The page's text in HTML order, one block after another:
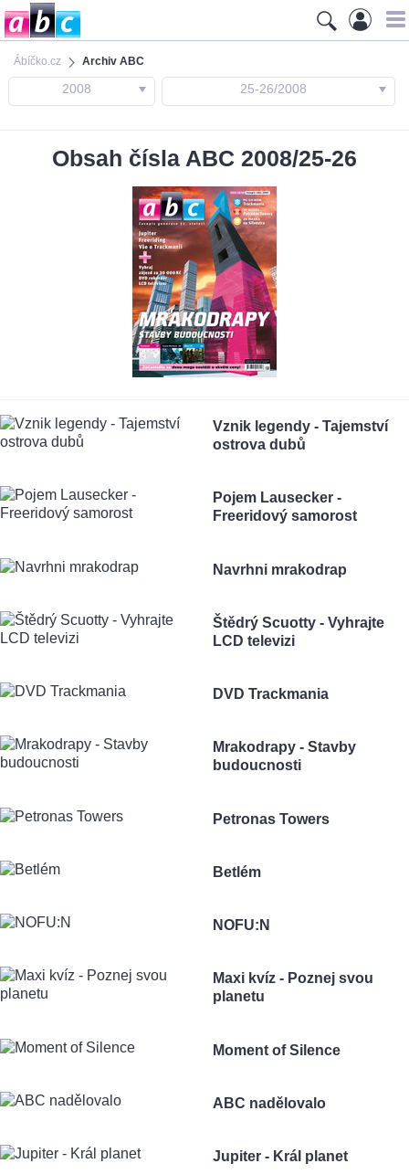
Ábíčko.cz Archiv ABC
2008 25-26/2008
Obsah čísla ABC 2008/25-26
Vznik legendy - Tajemství
ostrova dubů
Pojem Lausecker -
Freeridový samorost
Navrhni mrakodrap
Štědrý Scuotty - Vyhrajte
LCD televizi
DVD Trackmania
Mrakodrapy - Stavby
budoucnosti
Petronas Towers
Betlém
NOFU:N
Maxi kvíz - Poznej svou
planetu
Moment of Silence
ABC nadělovalo
Jupiter - Král planet